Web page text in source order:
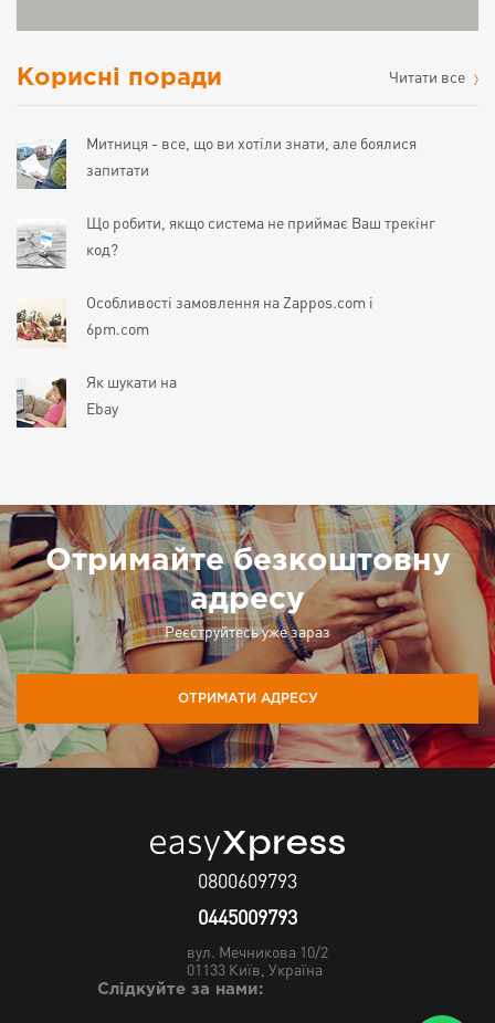
Корисні поради Читати все
Митниця - все, що ви хотіли знати, але боялися
запитати
Що робити, якщо система не приймає Ваш трекінг
код?
Особливості замовлення на Zappos.com і
6pm.com
Як шукати на
Ebay
Отримайте безкоштовну
адресу
Реєструйтесь уже зараз
ОТРИМАТИ АДРЕСУ
0800609793
0445009793
вул. Мечникова 10/2
01133 Київ, Україна
Слідкуйте за нами: